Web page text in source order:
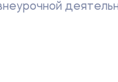
детского
(И. Н. Волоцкова).
уровня